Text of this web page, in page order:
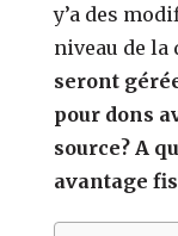
y’a des
niveau de la
seront
pour dons
source? A
avantage